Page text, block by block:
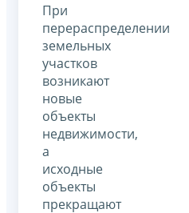
При
перераспределении
земельных
участков
возникают
новые
объекты
недвижимости,
а
исходные
объекты
прекращают